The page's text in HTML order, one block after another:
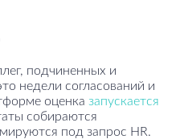
подчиненных и
недели согласований и
оценка запускается
собираются
под запрос HR.